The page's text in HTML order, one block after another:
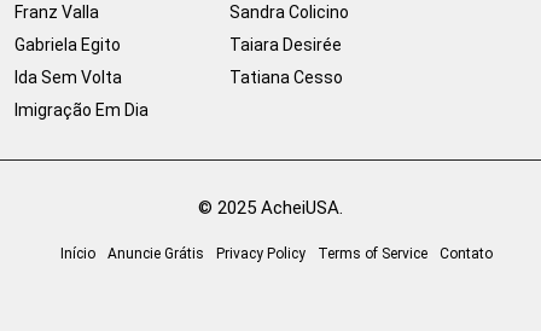
Franz Valla
Gabriela Egito
Ida Sem Volta
Imigração Em Dia
Sandra Colicino
Taiara Desirée
Tatiana Cesso
© 2025 AcheiUSA.
Início Anuncie Grátis Privacy Policy Terms of Service Contato